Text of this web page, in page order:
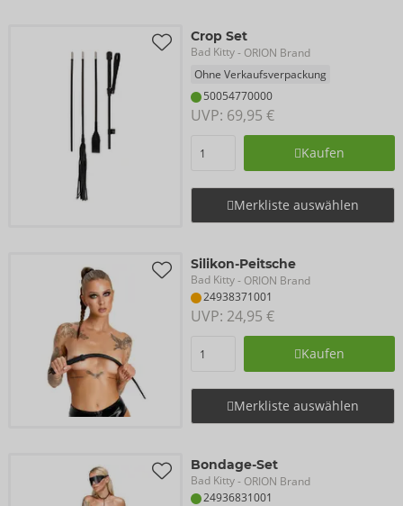
Crop Set
Bad Kitty- ORION Brand
Ohne Verkaufsverpackung
50054770000
UVP: 69,95 €
Kaufen
Merkliste auswählen
Silikon-Peitsche
Bad Kitty- ORION Brand
24938371001
UVP: 24,95 €
Kaufen
Merkliste auswählen
Bondage-Set
Bad Kitty- ORION Brand
24936831001